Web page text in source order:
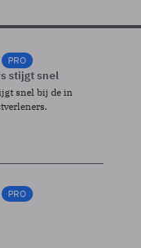
PRO
stijgt snel
snel bij de in
PRO